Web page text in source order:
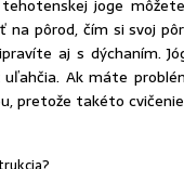
joge
na pôrod, čím si svoj
aj s dýchaním.
Ak máte
pretože takéto